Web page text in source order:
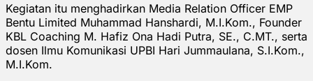
Kegiatan itu menghadirkan Media Relation Officer EMP
Bentu Limited Muhammad Hanshardi, M.I.Kom., Founder
KBL Coaching M. Hafiz Ona Hadi Putra, SE., C.MT., serta
dosen Ilmu Komunikasi UPBI Hari Jummaulana, S.I.Kom.,
M.I.Kom.